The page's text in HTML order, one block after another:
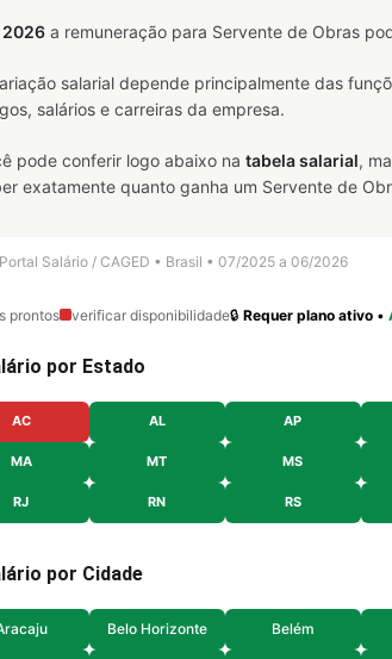
2026 a remuneração para Servente de Obras
salarial depende principalmente das
salários e carreiras da empresa.
pode conferir logo abaixo na tabela salarial,
exatamente quanto ganha um Servente de
Salário / CAGED • Brasil • 07/2025 a 06/2026
prontos verificar disponibilidade🔒 Requer plano ativo •
por Estado
AC AL AP
MA MT MS
RJ RN RS
por Cidade
Belo Horizonte Belém